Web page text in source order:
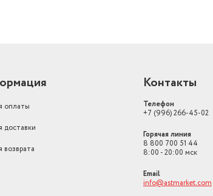
Длина товара в упаковке, в
Скорость вращения при отжиме
до
Пластик
оплаты
доставки
возврата
Контакты
Телефон
+7 (996) 266-45-02
Горячая линия
8 800 700 51 44
8:00 - 20:00 мск
Email
info@astmarket.com